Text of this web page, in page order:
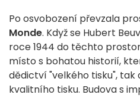
Po osvobození převzala
Monde. Když se Hubert
roce 1944 do těchto
místo s bohatou historií,
dědictví "velkého tisku",
kvalitního tisku. Budova s